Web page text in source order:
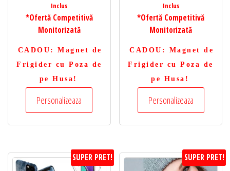
Inclus
*Ofertă Competitivă
Monitorizată
CADOU : Magnet de
Frigider cu Poza de
pe Husa!
Personalizeaza
Inclus
*Ofertă Competitivă
Monitorizată
CADOU : Magnet de
Frigider cu Poza de
pe Husa!
Personalizeaza
SUPER PRET! SUPER PRET!